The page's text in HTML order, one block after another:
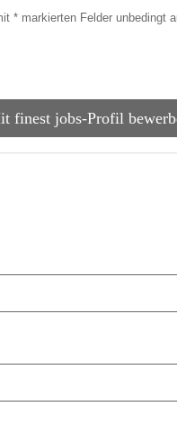
* markierten Felder unbedingt
finest jobs-Profil